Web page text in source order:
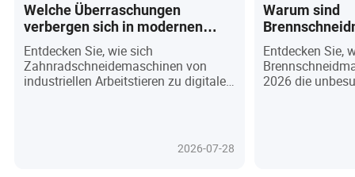
Welche Überraschungen
verbergen sich in modernen
Zahnradschneidmaschinen? Sie
werden ihre Entwicklung nicht
glauben!
Entdecken Sie, wie sich
Zahnradschneidemaschinen von
industriellen Arbeitstieren zu digitalen
Effizienz und Präzision neu, indem sie
nahtlos KI, IoT und Automatisierung
2026-07-28
Warum sind
2026 immer
Geheimwaffe
Fertigung?
Entdecken Sie,
2026 die